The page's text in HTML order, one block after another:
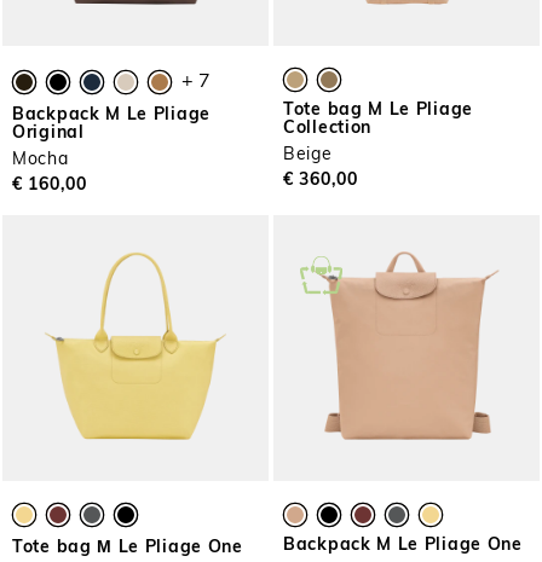
+ 7
Backpack M Le Pliage
Original
Mocha
€ 160,00
Tote bag M Le Pliage
Collection
Beige
€ 360,00
Tote bag Μ Le Pliage One
Backpack M Le Pliage One